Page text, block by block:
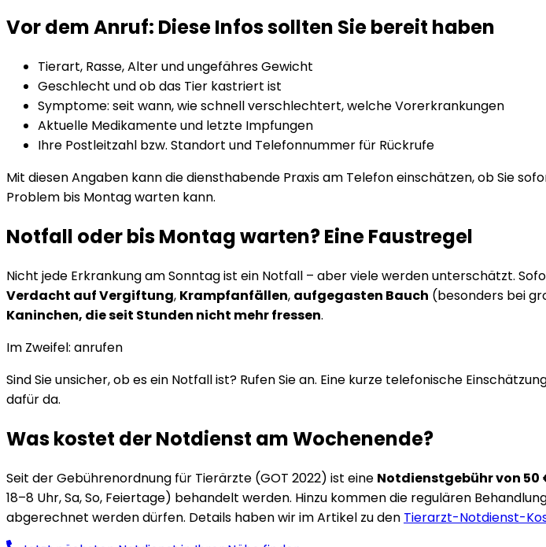
Vor dem Anruf: Diese Infos sollten Sie bereit haben
Tierart, Rasse, Alter und ungefähres Gewicht
Geschlecht und ob das Tier kastriert ist
Symptome: seit wann, wie schnell verschlechtert, welche Vorerkrankungen
Aktuelle Medikamente und letzte Impfungen
Ihre Postleitzahl bzw. Standort und Telefonnummer für Rückrufe
Mit diesen Angaben kann die diensthabende Praxis am Telefon einschätzen, ob Sie
Problem bis Montag warten kann.
Notfall oder bis Montag warten? Eine Faustregel
Nicht jede Erkrankung am Sonntag ist ein Notfall – aber viele werden unterschätzt.
Verdacht auf Vergiftung, Krampfanfällen, aufgegasten Bauch (besonders bei
Kaninchen, die seit Stunden nicht mehr fressen.
Im Zweifel: anrufen
Sind Sie unsicher, ob es ein Notfall ist? Rufen Sie an. Eine kurze telefonische
dafür da.
Was kostet der Notdienst am Wochenende?
Seit der Gebührenordnung für Tierärzte (GOT 2022) ist eine Notdienstgebühr von 50
18–8 Uhr, Sa, So, Feiertage) behandelt werden. Hinzu kommen die regulären
abgerechnet werden dürfen. Details haben wir im Artikel zu den Tierarzt-Notdienst-